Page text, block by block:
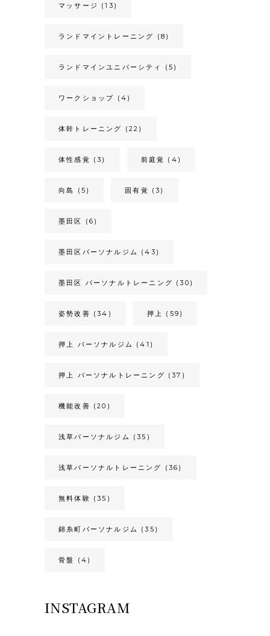
マッサージ (13)
ランドマイントレーニング (8)
ランドマインユニバーシティ (5)
ワークショップ (4)
体幹トレーニング (22)
体性感覚 (3) 前庭覚 (4)
向島 (5) 固有覚 (3)
墨田区 (6)
墨田区パーソナルジム (43)
墨田区 パーソナルトレーニング (30)
姿勢改善 (34) 押上 (59)
押上 パーソナルジム (41)
押上 パーソナルトレーニング (37)
機能改善 (20)
浅草パーソナルジム (35)
浅草パーソナルトレーニング (36)
無料体験 (35)
錦糸町パーソナルジム (35)
骨盤 (4)
INSTAGRAM